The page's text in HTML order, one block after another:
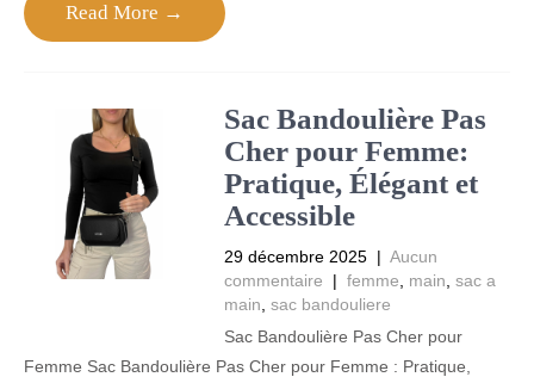
Read More →
Sac Bandoulière Pas
Cher pour Femme:
Pratique, Élégant et
Accessible
29 décembre 2025 | Aucun
commentaire
| femme main sac a
main sac bandouliere
Sac Bandoulière Pas Cher pour
Femme Sac Bandoulière Pas Cher pour Femme : Pratique,